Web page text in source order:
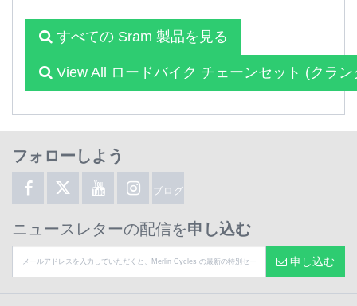
すべての Sram 製品を見る
View All ロードバイク チェーンセット (クラ
フォローしよう
ブログ
ニュースレターの配信を申し込む
申し込む